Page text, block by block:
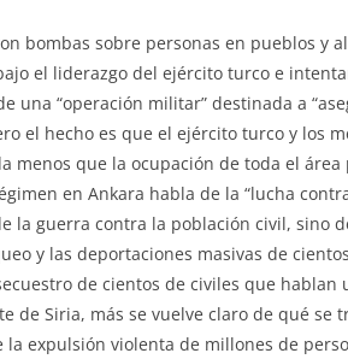
bombas sobre personas en pueblos y
el liderazgo del ejército turco e
una “operación militar” destinada a
el hecho es que el ejército turco y los
menos que la ocupación de toda el
en Ankara habla de la “lucha
la guerra contra la población civil, sino
y las deportaciones masivas de
de cientos de civiles que
de Siria, más se vuelve claro de qué se
expulsión violenta de millones de